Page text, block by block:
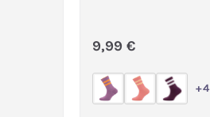
+4
Regulärer Preis:
9,99 €